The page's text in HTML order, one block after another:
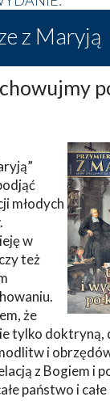
z Maryją
młodych
w
też
że
tylko doktryną,
i
z Bogiem i
państwo i całe